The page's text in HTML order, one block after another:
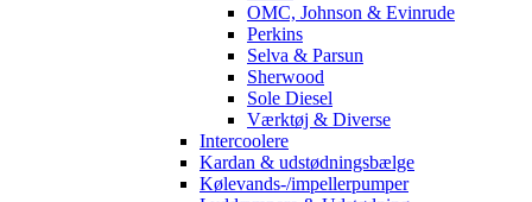
OMC, Johnson & Evinrude
Perkins
Selva & Parsun
Sherwood
Sole Diesel
Værktøj & Diverse
Intercoolere
Kardan & udstødningsbælge
Kølevands-/impellerpumper